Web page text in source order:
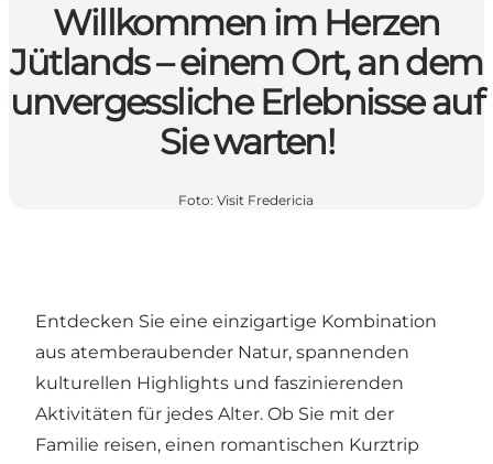
Willkommen im Herzen
Jütlands – einem Ort, an dem
unvergessliche Erlebnisse auf
Sie warten!
Foto: Visit Fredericia
Entdecken Sie eine einzigartige Kombination
aus atemberaubender Natur, spannenden
kulturellen Highlights und faszinierenden
Aktivitäten für jedes Alter. Ob Sie mit der
Familie reisen, einen romantischen Kurztrip